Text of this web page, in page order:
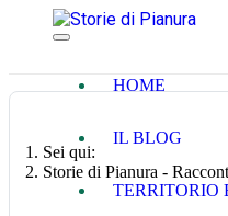
HOME
IL BLOG
TERRITORIO
Sei qui:
Storie di Pianura -